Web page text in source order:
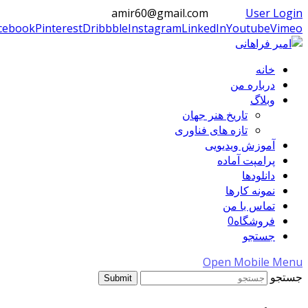
amir60@gmail.com
User Login
PinterestDribbbleInstagramLinkedInYoutubeVimeo
خانه
درباره من
وبلاگ
تاریخ هنر جهان
تازه های فناوری
آموزش ویدیویی
پرامپت آماده
دانلودها
نمونه کارها
تماس با من
فروشگاه0
جستجو
Open Mobile Menu
جستجو
Submit